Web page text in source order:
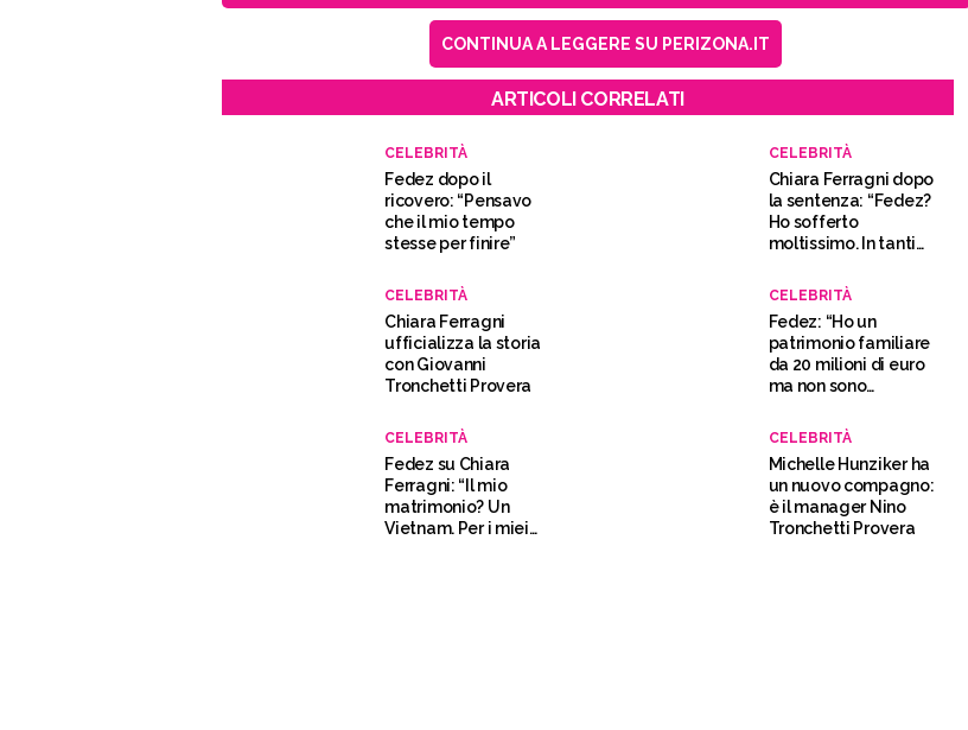
CONTINUA A LEGGERE SU PERIZONA.IT
ARTICOLI CORRELATI
CELEBRITÀ
Fedez dopo il
ricovero: “Pensavo
che il mio tempo
stesse per finire”
CELEBRITÀ
Chiara Ferragni dopo
la sentenza: “Fedez?
Ho sofferto
moltissimo. In tanti
CELEBRITÀ
Chiara Ferragni
ufficializza la storia
con Giovanni
Tronchetti Provera
CELEBRITÀ
Fedez: “Ho un
patrimonio familiare
da 20 milioni di euro
ma non sono
CELEBRITÀ
Fedez su Chiara
Ferragni: “Il mio
matrimonio? Un
Vietnam. Per i miei
CELEBRITÀ
Michelle Hunziker ha
un nuovo compagno:
è il manager Nino
Tronchetti Provera